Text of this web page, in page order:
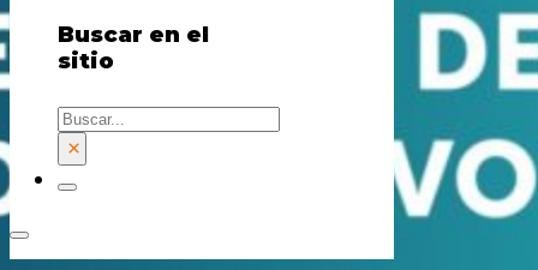
Buscar en el
sitio
Buscar
×